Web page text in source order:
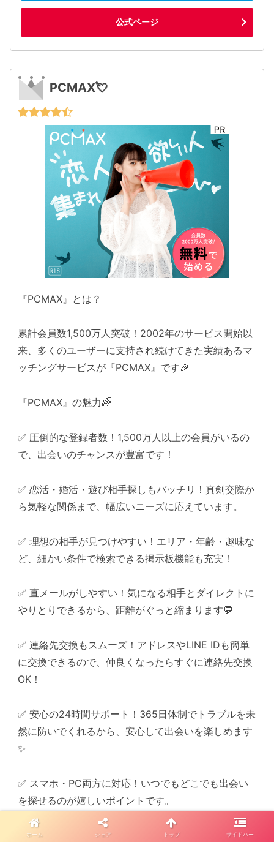
公式ページ
PCMAX💘
『PCMAX』とは？
累計会員数1,500万人突破！2002年のサービス開始以
来、多くのユーザーに支持され続けてきた実績あるマ
ッチングサービスが『PCMAX』です🎉
『PCMAX』の魅力🌈
✅ 圧倒的な登録者数！1,500万人以上の会員がいるの
で、出会いのチャンスが豊富です！
✅ 恋活・婚活・遊び相手探しもバッチリ！真剣交際か
ら気軽な関係まで、幅広いニーズに応えています。
✅ 理想の相手が見つけやすい！エリア・年齢・趣味な
ど、細かい条件で検索できる掲示板機能も充実！
✅ 直メールがしやすい！気になる相手とダイレクトに
やりとりできるから、距離がぐっと縮まります💬
✅ 連絡先交換もスムーズ！アドレスやLINE IDも簡単
に交換できるので、仲良くなったらすぐに連絡先交換
OK！
✅ 安心の24時間サポート！365日体制でトラブルを未
然に防いでくれるから、安心して出会いを楽しめます
✨
✅ スマホ・PC両方に対応！いつでもどこでも出会い
を探せるのが嬉しいポイントです。
＼今なら登録無料！／「新しい出会いを探したい」
ホーム シェア トップ サイドバー